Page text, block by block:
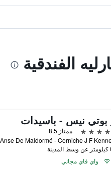
الفندقية
بوتي نيس - باسيدات
ممتاز 8.5
واي فاي مجاني